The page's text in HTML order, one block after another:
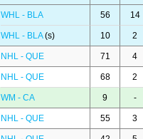
WHL - BLA 56 14
WHL - BLA(s) 10 2
NHL - QUE 71 4
NHL - QUE 68 2
WM - CA 9 -
NHL - QUE 55 3